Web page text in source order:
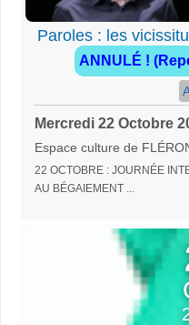
Paroles : les
ANNULÉ !
Mercredi 22 Octobre
Espace culture de
22 OCTOBRE : JOURNÉE
AU BÉGAIEMENT ...